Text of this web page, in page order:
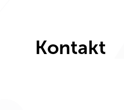
Kontakt